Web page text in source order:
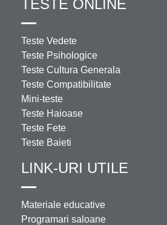
TESTE ONLINE
Teste Vedete
Teste Psihologice
Teste Cultura Generala
Teste Compatibilitate
Mini-teste
Teste Haioase
Teste Fete
Teste Baieti
LINK-URI UTILE
Materiale educative
Programari saloane